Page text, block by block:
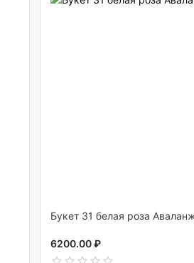
Букет 31 белая роза
6200.00 ₽